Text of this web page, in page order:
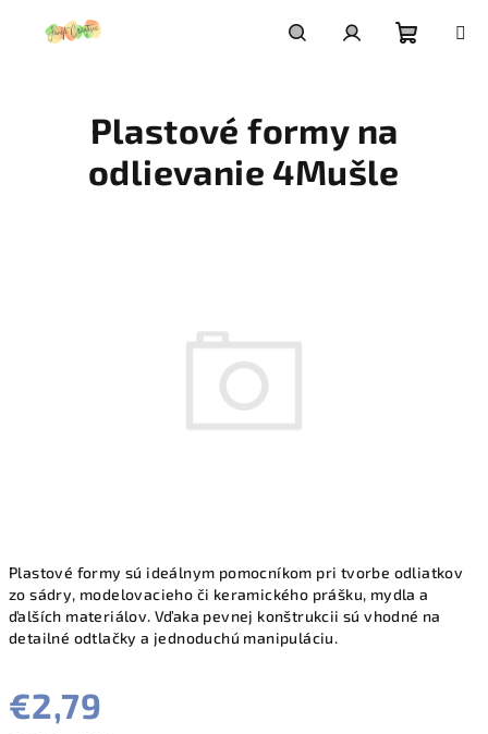
Plastové formy sú ideálnym pomocníkom pri tvorbe odliatkov
zo sádry, modelovacieho či keramického prášku, mydla a
ďalších materiálov. Vďaka pevnej konštrukcii sú vhodné na
detailné odtlačky a jednoduchú manipuláciu.
€2,79
Plastové formy na
odlievanie 4Mušle